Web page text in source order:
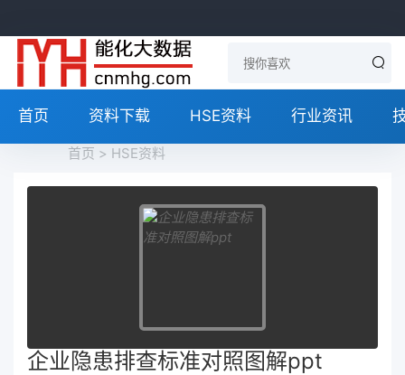
首页 资料下载 HSE资料 行业资讯
首页 > HSE资料
企业隐患排查标准对照图解ppt